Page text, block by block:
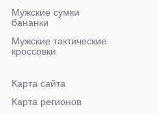
Мужские сумки
бананки
Мужские тактические
кроссовки
Карта сайта
Карта регионов